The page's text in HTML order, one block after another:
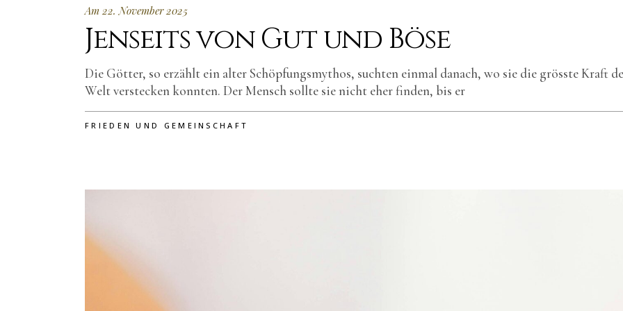
Am 22. November 2025
Jenseits von Gut und Böse
Die Götter, so erzählt ein alter Schöpfungsmythos, suchten einmal danach, wo sie die grösste Kraft
Welt verstecken konnten. Der Mensch sollte sie nicht eher finden, bis er
FRIEDEN UND GEMEINSCHAFT